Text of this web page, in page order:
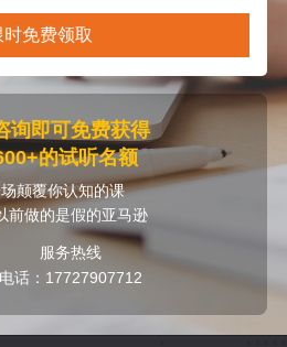
时免费领取
询即可免费获得
的试听名额
颠覆你认知的课
前做的是假的亚马逊
服务热线
电话：17727907712